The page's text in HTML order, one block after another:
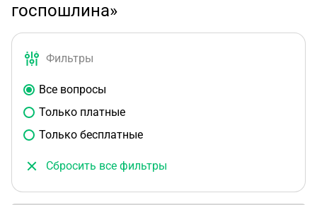
госпошлина»
Фильтры
Все вопросы
Только платные
Только бесплатные
Сбросить все фильтры